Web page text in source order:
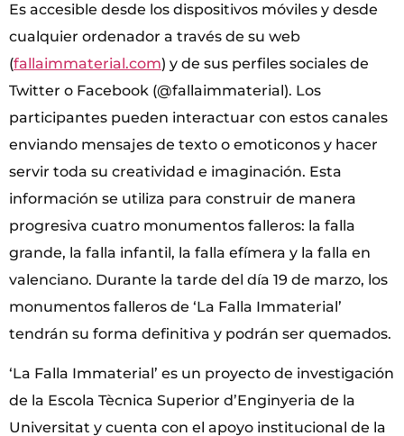
Es accesible desde los dispositivos móviles y desde
cualquier ordenador a través de su web
(fallaimmaterial.com) y de sus perfiles sociales de
Twitter o Facebook (@fallaimmaterial). Los
participantes pueden interactuar con estos canales
enviando mensajes de texto o emoticonos y hacer
servir toda su creatividad e imaginación. Esta
información se utiliza para construir de manera
progresiva cuatro monumentos falleros: la falla
grande, la falla infantil, la falla efímera y la falla en
valenciano. Durante la tarde del día 19 de marzo, los
monumentos falleros de ‘La Falla Immaterial’
tendrán su forma definitiva y podrán ser quemados.
‘La Falla Immaterial’ es un proyecto de investigación
de la Escola Tècnica Superior d’Enginyeria de la
Universitat y cuenta con el apoyo institucional de la